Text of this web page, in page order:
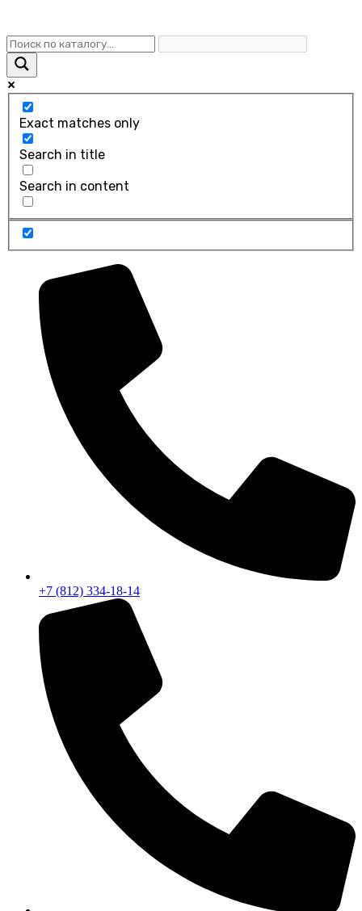
Exact matches only
Search in title
Search in content
+7 (812) 334-18-14